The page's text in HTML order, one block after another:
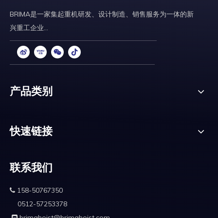
BRIMA是一家集起重机研发、设计制造、销售服务为一体的新
兴重工企业...
产品类别
快速链接
联系我们
 158-50767350
0512-57253378